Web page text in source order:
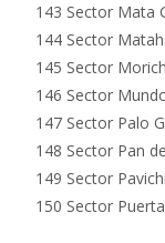
143 Sector Mata
144 Sector
145 Sector
146 Sector
147 Sector Palo
148 Sector Pan
149 Sector
150 Sector